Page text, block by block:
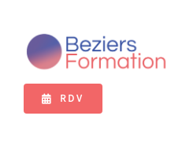
contenu
RDV